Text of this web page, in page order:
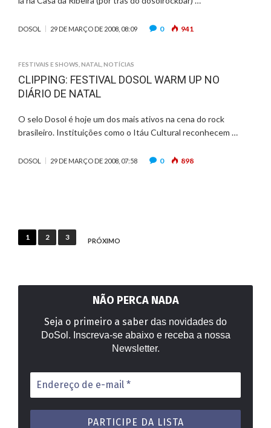
DOSOL 29 DE MARÇO DE 2008, 08:09 0 941
FESTIVAIS E SHOWS NATAL NOTÍCIAS
CLIPPING: FESTIVAL DOSOL WARM UP NO
DIÁRIO DE NATAL
O selo Dosol é hoje um dos mais ativos na cena do rock
brasileiro. Instituições como o Itáu Cultural reconhecem …
DOSOL 29 DE MARÇO DE 2008, 07:58 0 898
Paginação
1 2 3 PRÓXIMO
NÃO PERCA NADA
Seja o primeiro a saber das novidades do
DoSol. Inscreva-se abaixo e receba a nossa
Newsletter.
Endereço
de
e-
mail